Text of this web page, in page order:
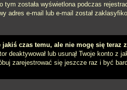
tym została wyświetlona podczas
adres e-mail lub e-mail został
jakiś czas temu, ale nie mogę się teraz
deaktywował lub usunął Twoje konto
zarejestrować się jeszcze raz i być